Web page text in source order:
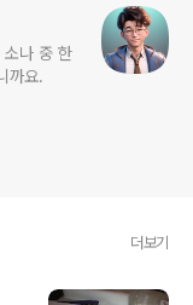
소나 중 한
까요.
더보기